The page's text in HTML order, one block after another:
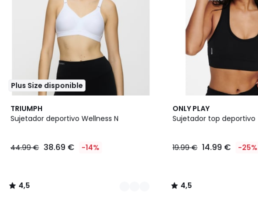
Plus Size disponible
TRIUMPH
Sujetador deportivo Wellness N
44.99 € 38.69 € -14%
4,5
/ 5
2
Colores
4,5
/
ONLY PLAY
Sujetador top deportivo
19.99 € 14.99 € -25%
4,5
/ 5
2
Colores
4,5
/